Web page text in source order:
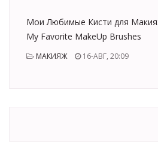
Мои Любимые Кисти для
My Favorite MakeUp Brushes
МАКИЯЖ 16-АВГ, 20:09